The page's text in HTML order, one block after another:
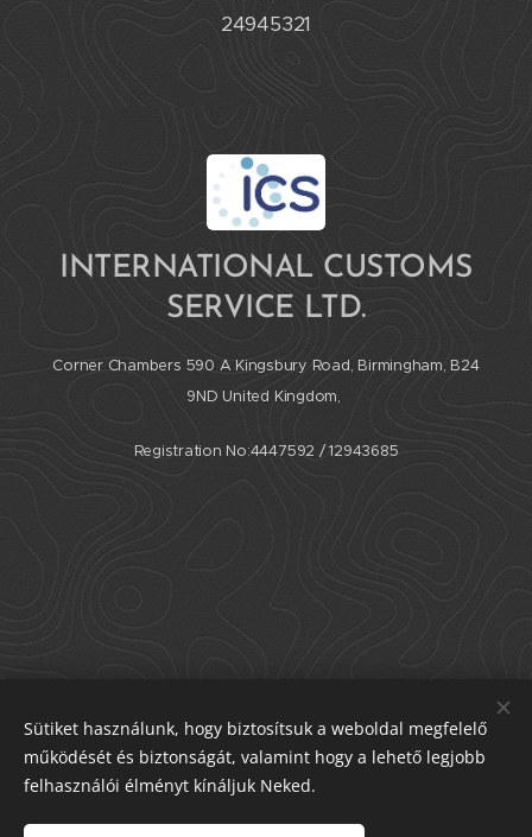
24945321
INTERNATIONAL CUSTOMS
SERVICE LTD.
Corner Chambers 590 A Kingsbury Road, Birmingham, B24
9ND United Kingdom,
Registration No:4447592 / 12943685
©Hexa-Coop Szövetkezet
Minden a weblapon található dokumentum és információ a
Hexa-Coop Szöv. tulajdona, azt felhasználni és módosítani
TILOS!
Sütiket használunk, hogy biztosítsuk a weboldal megfelelő
működését és biztonságát, valamint hogy a lehető legjobb
felhasználói élményt kínáljuk Neked.